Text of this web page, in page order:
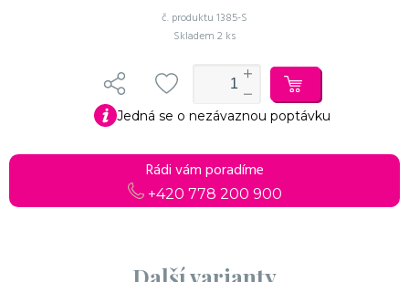
č. produktu 1385-S
Skladem 2 ks
Jedná se o nezávaznou poptávku
Rádi vám poradíme
+420 778 200 900
Do košíku Pokračovat v objednávce